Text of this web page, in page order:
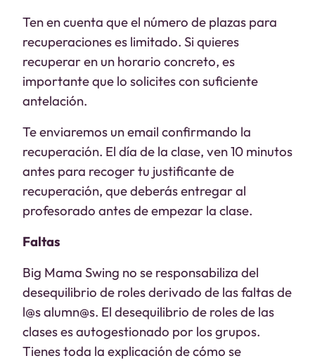
Ten en cuenta que el número de plazas para
recuperaciones es limitado. Si quieres
recuperar en un horario concreto, es
importante que lo solicites con suficiente
antelación.
Te enviaremos un email confirmando la
recuperación. El día de la clase, ven 10 minutos
antes para recoger tu justificante de
recuperación, que deberás entregar al
profesorado antes de empezar la clase.
Faltas
Big Mama Swing no se responsabiliza del
desequilibrio de roles derivado de las faltas de
l@s alumn@s. El desequilibrio de roles de las
clases es autogestionado por los grupos.
Tienes toda la explicación de cómo se